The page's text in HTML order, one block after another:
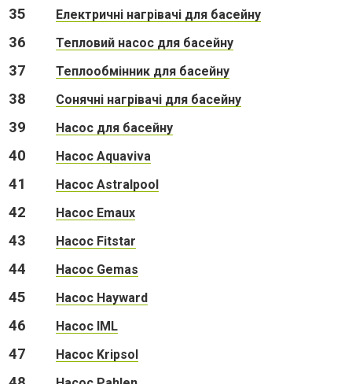
35 Електричні нагрівачі для басейну
36 Тепловий насос для басейну
37 Теплообмінник для басейну
38 Сонячні нагрівачі для басейну
39 Насос для басейну
40 Насос Aquaviva
41 Насос Astralpool
42 Насос Emaux
43 Насос Fitstar
44 Насос Gemas
45 Насос Hayward
46 Насос IML
47 Насос Kripsol